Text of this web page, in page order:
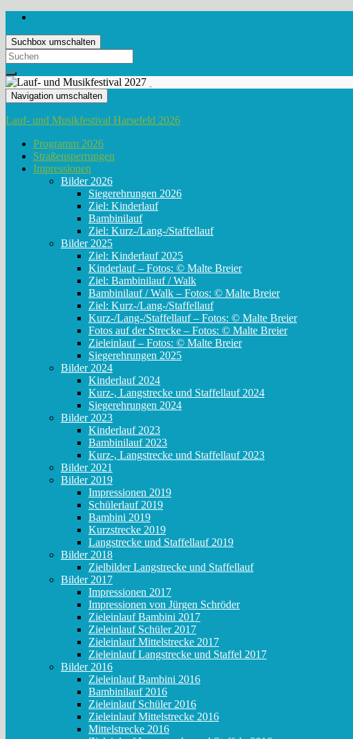
Suchbox umschalten
Search
for:
Navigation umschalten
Lauf- und Musikfestival Harsefeld 2026
Programm 2026
Straßensperrungen
Impressionen
Bilder 2026
Siegerehrungen 2026
Ziel: Kinderlauf
Bambinilauf
Ziel: Kurz-/Lang-/Staffellauf
Bilder 2025
Ziel: Kinderlauf 2025
Kinderlauf – Fotos: © Malte Breier
Ziel: Bambinilauf / Walk
Bambinilauf / Walk – Fotos: © Malte Breier
Ziel: Kurz-/Lang-/Staffellauf
Kurz-/Lang-/Staffellauf – Fotos: © Malte Breier
Fotos auf der Strecke – Fotos: © Malte Breier
Zieleinlauf – Fotos: © Malte Breier
Siegerehrungen 2025
Bilder 2024
Kinderlauf 2024
Kurz-, Langstrecke und Staffellauf 2024
Siegerehrungen 2024
Bilder 2023
Kinderlauf 2023
Bambinilauf 2023
Kurz-, Langstrecke und Staffellauf 2023
Bilder 2021
Bilder 2019
Impressionen 2019
Schülerlauf 2019
Bambini 2019
Kurzstrecke 2019
Langstrecke und Staffellauf 2019
Bilder 2018
Zielbilder Langstrecke und Staffellauf
Bilder 2017
Impressionen 2017
Impressionen von Jürgen Schröder
Zieleinlauf Bambini 2017
Zieleinlauf Schüler 2017
Zieleinlauf Mittelstrecke 2017
Zieleinlauf Langstrecke und Staffel 2017
Bilder 2016
Zieleinlauf Bambini 2016
Bambinilauf 2016
Zieleinlauf Schüler 2016
Zieleinlauf Mittelstrecke 2016
Mittelstrecke 2016